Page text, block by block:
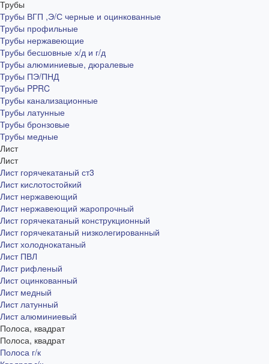
Трубы
Трубы ВГП ,Э/С черные и оцинкованные
Трубы профильные
Трубы нержавеющие
Трубы бесшовные х/д и г/д
Трубы алюминиевые, дюралевые
Трубы ПЭ/ПНД
Трубы PPRC
Трубы канализационные
Трубы латунные
Трубы бронзовые
Трубы медные
Лист
Лист
Лист горячекатаный ст3
Лист кислотостойкий
Лист нержавеющий
Лист нержавеющий жаропрочный
Лист горячекатаный конструкционный
Лист горячекатаный низколегированный
Лист холоднокатаный
Лист ПВЛ
Лист рифленый
Лист оцинкованный
Лист медный
Лист латунный
Лист алюминиевый
Полоса, квадрат
Полоса, квадрат
Полоса г/к